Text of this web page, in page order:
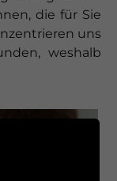
die für Sie
uns
weshalb